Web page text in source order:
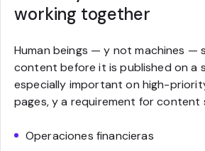
working together
Human beings — y not machines —
content before it is published on a
especially important on high-
pages, y a requirement for content
Operaciones financieras